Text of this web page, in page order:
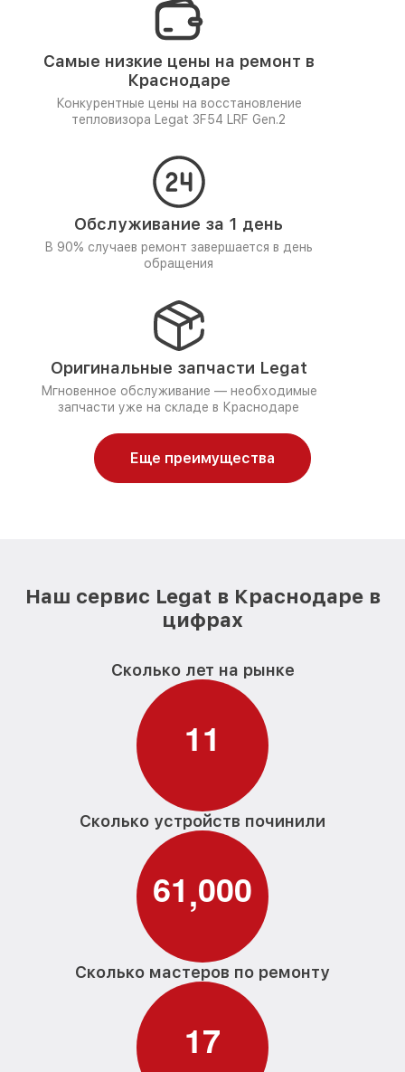
Самые низкие цены на ремонт в
Краснодаре
Конкурентные цены на восстановление
тепловизора Legat 3F54 LRF Gen.2
Обслуживание за 1 день
В 90% случаев ремонт завершается в день
обращения
Оригинальные запчасти Legat
Мгновенное обслуживание — необходимые
запчасти уже на складе в Краснодаре
Еще преимущества
Наш сервис Legat в Краснодаре в
цифрах
Сколько лет на рынке
11
Сколько устройств починили
61,000
Сколько мастеров по ремонту
17